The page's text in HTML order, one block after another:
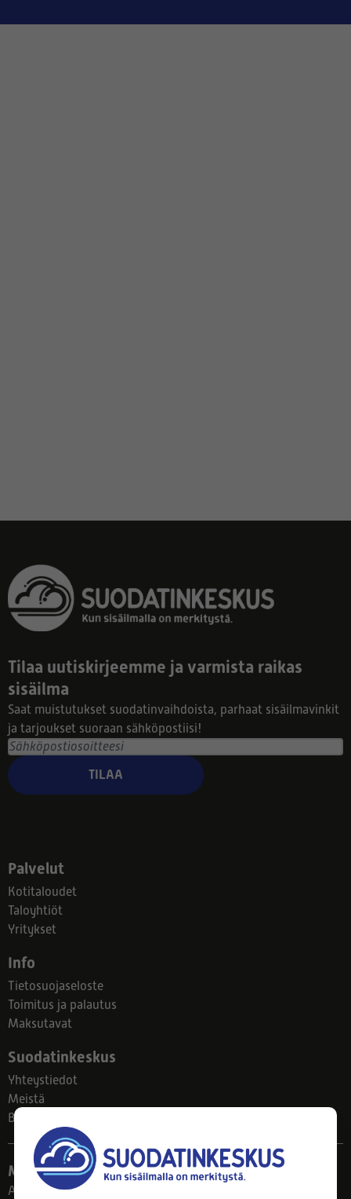
Tilaa uutiskirjeemme ja varmista raikas
sisäilma
Saat muistutukset suodatinvaihdoista, parhaat sisäilmavinkit
ja tarjoukset suoraan sähköpostiisi!
TILAA
Palvelut
Kotitaloudet
Taloyhtiöt
Yritykset
Info
Tietosuojaseloste
Toimitus ja palautus
Maksutavat
Suodatinkeskus
Yhteystiedot
Meistä
Blogi
Myymälä
Ahlmanintie 61